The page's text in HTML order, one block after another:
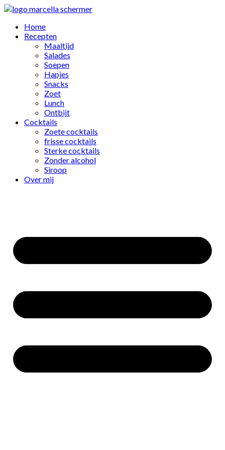
Home
Recepten
Maaltijd
Salades
Soepen
Hapjes
Snacks
Zoet
Lunch
Ontbijt
Cocktails
Zoete cocktails
frisse cocktails
Sterke cocktails
Zonder alcohol
Siroop
Over mij